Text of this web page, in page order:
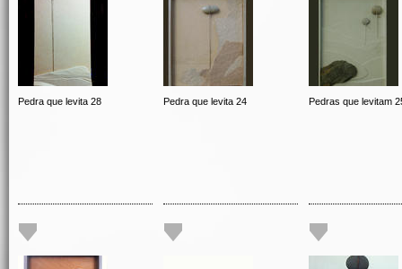
Pedra que levita 28 Pedra que levita 24 Pedras que levitam